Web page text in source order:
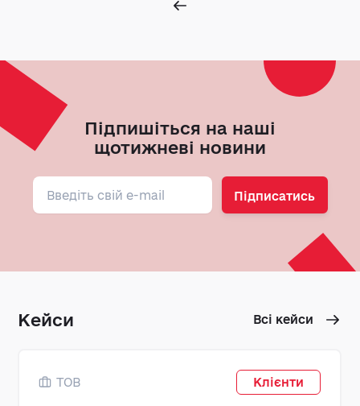
Підпишіться на наші
щотижневі новини
Підписатись
Кейси Всі кейси
ТОВ Клієнти